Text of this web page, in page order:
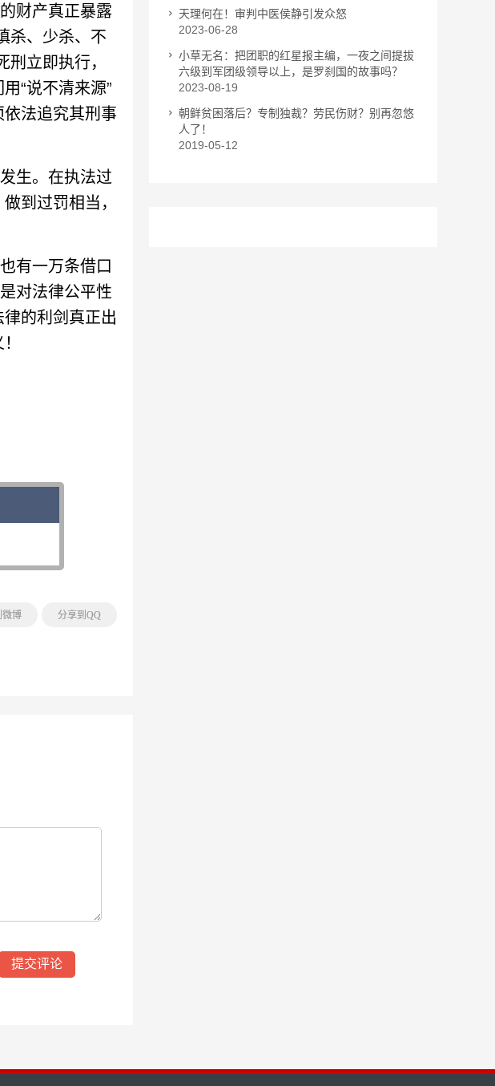
财产真正暴露
杀、少杀、不
立即执行，
“说不清来源”
法追究其刑事
生。在执法过
到过罚相当，
有一万条借口
对法律公平性
的利剑真正出
微博 分享到QQ
天理何在！审判中医侯静引发众怒
2023-06-28
小草无名：把团职的红星报主编，一夜之间提拔
六级到军团级领导以上，是罗刹国的故事吗？
2023-08-19
朝鲜贫困落后？专制独裁？劳民伤财？别再忽悠
人了！
2019-05-12